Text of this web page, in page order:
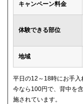
キャンペーン料金
体験できる部位
地域
平日の12～18時にお手入
今なら100円で、背中を
施されています。